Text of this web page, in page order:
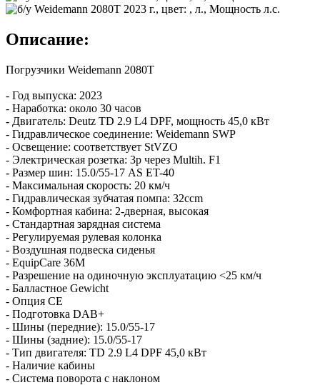
Описание:
Погрузчики Weidemann 2080T
- Год выпуска: 2023
- Наработка: около 30 часов
- Двигатель: Deutz TD 2.9 L4 DPF, мощность 45,0 кВт
- Гидравлическое соединение: Weidemann SWP
- Освещение: соответствует StVZO
- Электрическая розетка: 3p через Multih. F1
- Размер шин: 15.0/55-17 AS ET-40
- Максимальная скорость: 20 км/ч
- Гидравлическая зубчатая помпа: 32ccm
- Комфортная кабина: 2-дверная, высокая
- Стандартная зарядная система
- Регулируемая рулевая колонка
- Воздушная подвеска сиденья
- EquipCare 36M
- Разрешение на одиночную эксплуатацию <25 км/ч
- Балластное Gewicht
- Опция CE
- Подготовка DAB+
- Шины (передние): 15.0/55-17
- Шины (задние): 15.0/55-17
- Тип двигателя: TD 2.9 L4 DPF 45,0 кВт
- Наличие кабины
- Система поворота с наклоном